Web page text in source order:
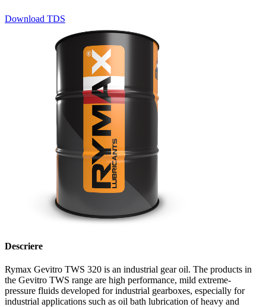
Download TDS
Descriere
Rymax Gevitro TWS 320 is an industrial gear oil. The products in
the Gevitro TWS range are high performance, mild extreme-
pressure fluids developed for industrial gearboxes, especially for
industrial applications such as oil bath lubrication of heavy and